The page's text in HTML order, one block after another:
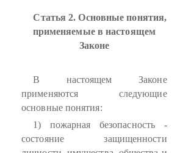
Статья 2. Основные понятия,
применяемые в настоящем
Законе
В настоящем Законе
применяются следующие
основные понятия:
1) пожарная безопасность -
состояние защищенности